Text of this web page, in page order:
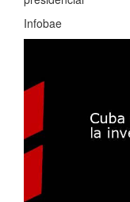
Infobae